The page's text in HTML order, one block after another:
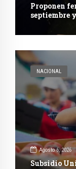
Proponen
septiembre
NACIONAL
Agosto 6, 2026
Subsidio